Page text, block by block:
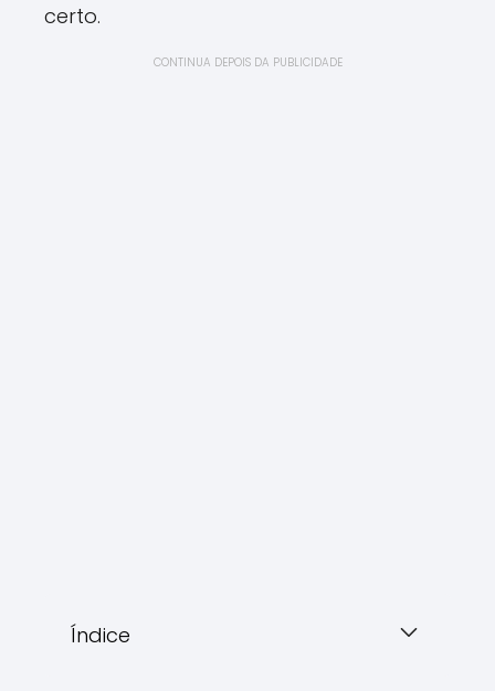
certo.
CONTINUA DEPOIS DA PUBLICIDADE
Índice